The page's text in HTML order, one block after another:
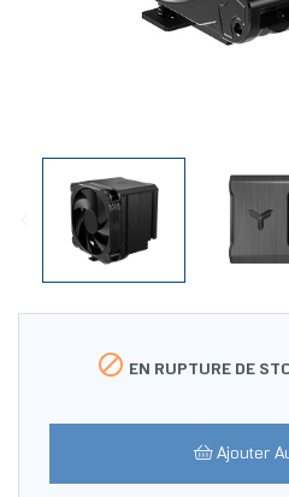
 EN RUPTURE DE
Ajouter